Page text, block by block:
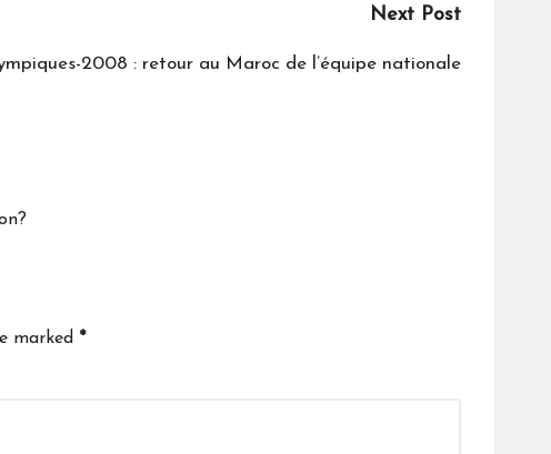
Next Post
2008 : retour au Maroc de l’équipe nationale
marked *